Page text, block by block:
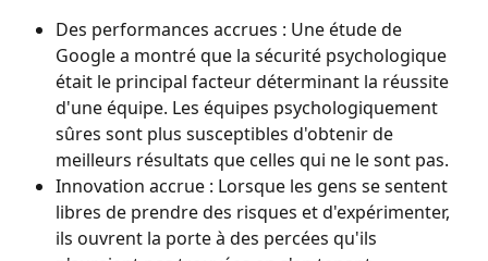
Des performances accrues : Une étude de
Google a montré que la sécurité psychologique
était le principal facteur déterminant la réussite
d'une équipe. Les équipes psychologiquement
sûres sont plus susceptibles d'obtenir de
meilleurs résultats que celles qui ne le sont pas.
Innovation accrue : Lorsque les gens se sentent
libres de prendre des risques et d'expérimenter,
ils ouvrent la porte à des percées qu'ils